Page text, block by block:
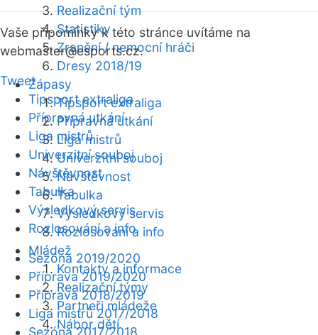
Realizační tým
Statistiky
Zranění / nemocní hráči
Dresy 2018/19
Zápasy
Tipsport extraliga
Přípravná utkání
Liga mistrů
Univerzitní souboj
Návštěvnost
Tabulka
Výsledkový servis
Rozlosování a info
Mládež
Kontakty a informace
Realizační týmy
Partneři mládeže
Nábor dětí
Vaše připomínky k této stránce uvítáme na
webmaster@esports.cz.
Tweet
Tipsport extraliga
Přípravná utkání
Liga mistrů
Univerzitní souboj
Návštěvnost
Tabulka
Výsledkový servis
Rozlosování a info
Sezóna 2019/2020
Příprava 2019/2020
Příprava 2018/2019
Liga mistrů 2017/2018
Sezóna 2017/2018